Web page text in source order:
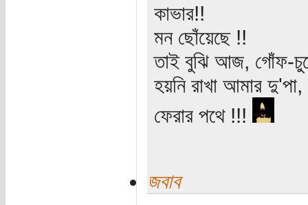
কাভার!!
মন ছোঁয়েছে !!
তাই বুঝি আজ, গোঁফ-
হয়নি রাখা আমার দু'পা,
ফেরার পথে !!!
জবাব